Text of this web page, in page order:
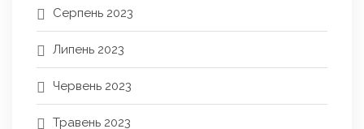
Серпень 2023
Липень 2023
Червень 2023
Травень 2023